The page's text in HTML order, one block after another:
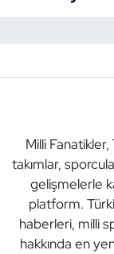
Milli
takımlar,
gelişmelerle
platform.
haberleri, milli
hakkında en